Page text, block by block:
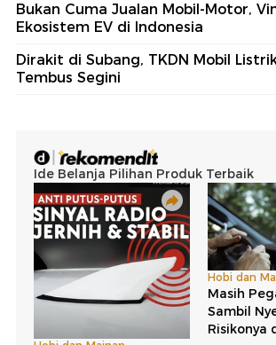
Bukan Cuma Jualan Mobil-Motor,
Ekosistem EV di Indonesia
Dirakit di Subang, TKDN Mobil
Tembus Segini